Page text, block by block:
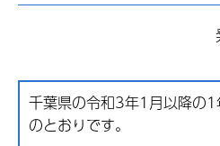
千葉県の令和3年1月以降の
のとおりです。